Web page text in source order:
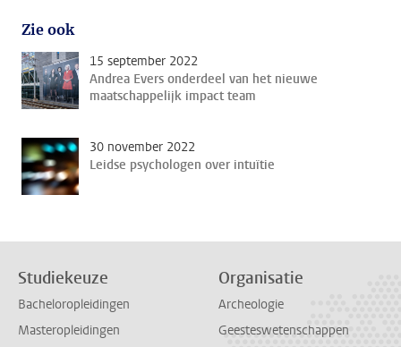
Zie ook
15 september 2022
Andrea Evers onderdeel van het nieuwe
maatschappelijk impact team
30 november 2022
Leidse psychologen over intuïtie
Studiekeuze
Bacheloropleidingen
Masteropleidingen
Organisatie
Archeologie
Geesteswetenschappen